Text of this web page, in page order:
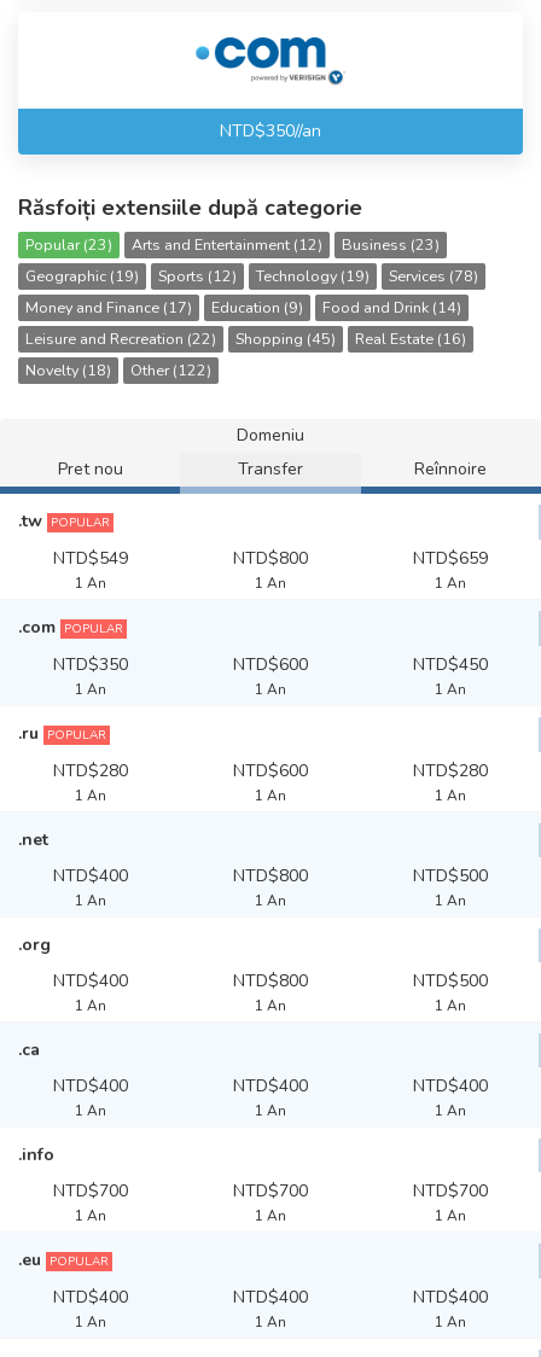
NTD$350//an
Răsfoiți extensiile după categorie
Popular (23) Arts and Entertainment (12)
Business (23)
Geographic (19)
Sports (12) Technology (19)
Services (78)
Money and Finance (17)
Education (9)
Food and Drink (14)
Leisure and Recreation (22)
Shopping (45)
Real Estate (16)
Novelty (18)
Other (122)
Domeniu
Pret nou
Transfer Reînnoire
.tw POPULAR
NTD$549
1 An
NTD$800
1 An
NTD$659
1 An
.com POPULAR
NTD$350
1 An
NTD$600
1 An
NTD$450
1 An
.ru POPULAR
NTD$280
1 An
NTD$600
1 An
NTD$280
1 An
.net
NTD$400
1 An
NTD$800
1 An
NTD$500
1 An
.org
NTD$400
1 An
NTD$800
1 An
NTD$500
1 An
.ca
NTD$400
1 An
NTD$400
1 An
NTD$400
1 An
.info
NTD$700
1 An
NTD$700
1 An
NTD$700
1 An
.eu POPULAR
NTD$400
1 An
NTD$400
1 An
NTD$400
1 An